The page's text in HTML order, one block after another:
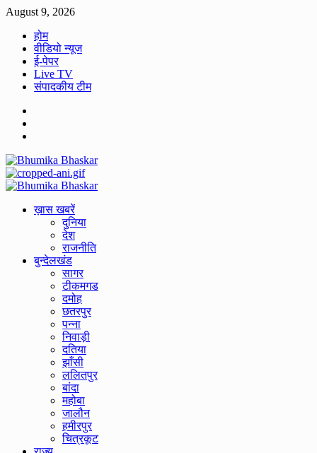
Skip
content
August 9, 2026
होम
वीडियो न्यूज
ई-पेपर
Live TV
संपादकीय टीम
Primary
ख़ास खबरें
दुनिया
देश
राजनीति
बुन्देलखंड
सागर
टीकमगड
दमोह
छतरपुर
पन्ना
निवाड़ी
दतिया
झाँसी
ललितपुर
बांदा
महोबा
जालौन
हमीरपुर
चित्रकूट